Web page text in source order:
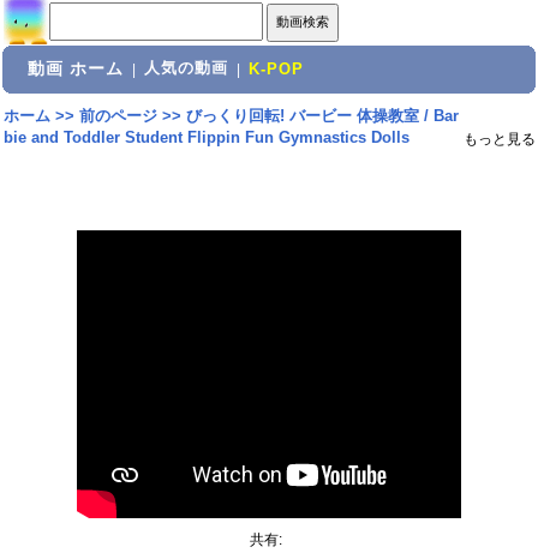
動画 ホーム 人気の動画 K-POP
ホーム>> 前のページ>> びっくり回転! バービー 体操教室 / Bar
bie and Toddler Student Flippin Fun Gymnastics Dolls
もっと見る
共有: